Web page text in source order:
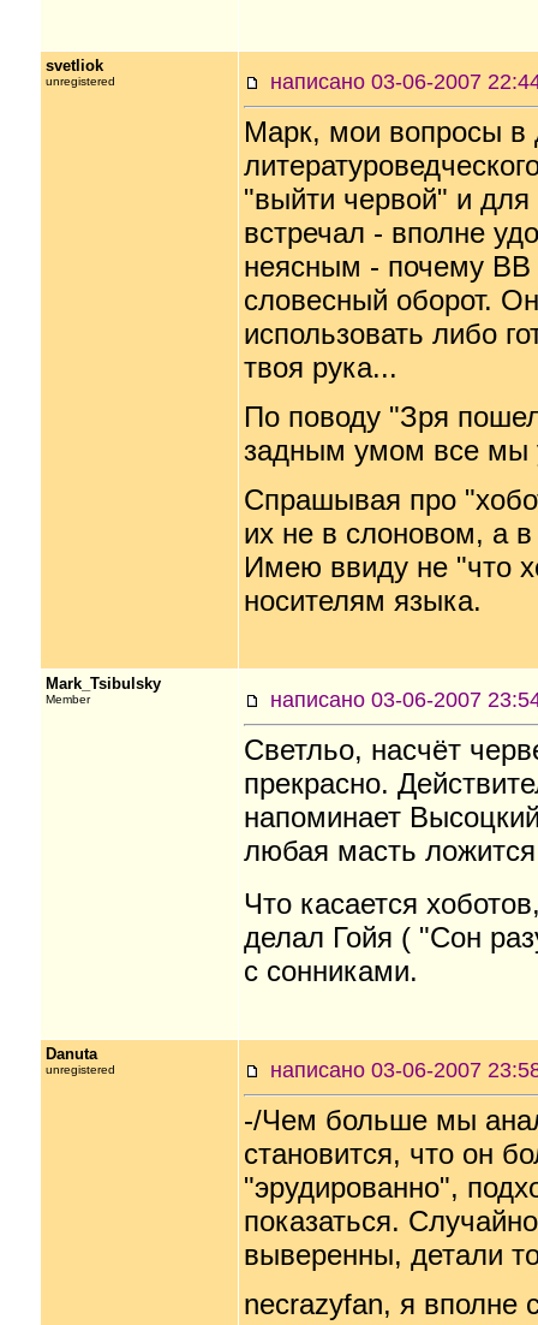
svetliok
unregistered написано 03-06-
Марк, мои вопросы в
"выйти червой" и для
встречал - вполне
неясным - почему ВВ
словесный оборот.
использовать либо
твоя рука...
По поводу "Зря
задным умом все мы
Спрашывая про
их не в слоновом, а
Имею ввиду не "что
носителям языка.
Mark_Tsibulsky
Member написано 03-06-2007
Светльо, насчёт
прекрасно.
напоминает
любая масть
Что касается
делал Гойя ( "Сон
с сонниками.
Danuta
unregistered написано 03-06-
-/Чем больше мы
становится, что он
"эрудированно",
показаться.
выверенны, детали
necrazyfan, я вполне